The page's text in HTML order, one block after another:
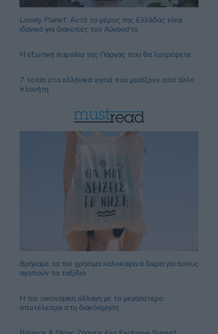
Lonely Planet: Αυτό το μέρος της Ελλάδας είναι
ιδανικό για διακοπές τον Αύγουστο
Η εξωτική παραλία της Πάργας που θα λατρέψετε
7 τοπία στα ελληνικά νησιά που μοιάζουν από άλλο
πλανήτη
Βρήκαμε τα πιο χρήσιμα καλοκαιρινά δώρα για όσους
αγαπούν τα ταξίδια
Η πιο οικονομική αλλαγή με το μεγαλύτερο
αποτέλεσμα στη διακόσμηση